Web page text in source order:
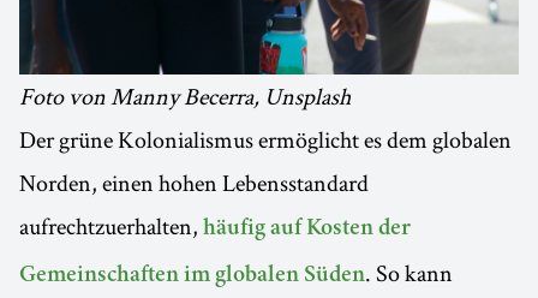
Foto von Manny Becerra, Unsplash
Der grüne Kolonialismus ermöglicht es dem globalen
Norden, einen hohen Lebensstandard
aufrechtzuerhalten, häufig auf Kosten der
Gemeinschaften im globalen Süden. So kann